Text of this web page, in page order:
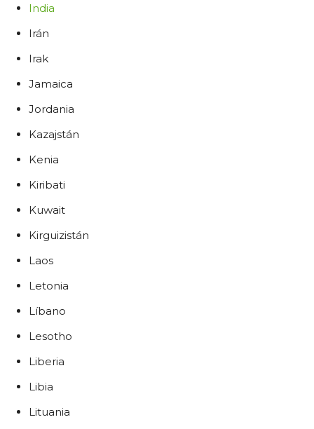
India
Irán
Irak
Jamaica
Jordania
Kazajstán
Kenia
Kiribati
Kuwait
Kirguizistán
Laos
Letonia
Líbano
Lesotho
Liberia
Libia
Lituania